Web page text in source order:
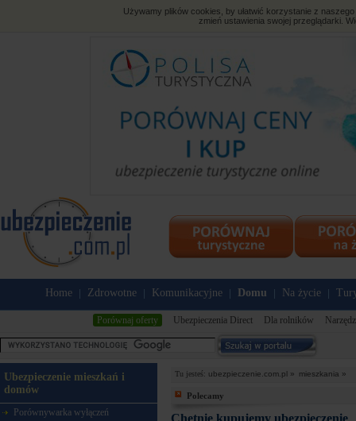
Używamy plików cookies, by ułatwić korzystanie z
zmień ustawienia swojej przeglądarki.
Home Zdrowotne Komunikacyjne Domu Na życie
Porównaj oferty Ubezpieczenia Direct Dla rolników
Ubezpieczenie mieszkań i
domów
Porównywarka wyłączeń
Tu jesteś: ubezpieczenie.com.pl » mieszkania »
Polecamy
Chętnie kupujemy ubezpieczenie